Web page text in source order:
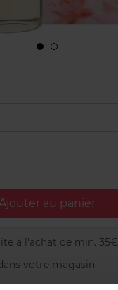
Ajouter au panier
à l'achat de min. 35€
votre magasin